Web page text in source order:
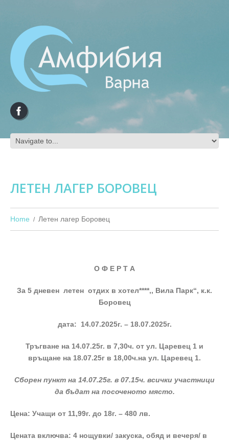
ЛЕТЕН ЛАГЕР БОРОВЕЦ
Home Летен лагер Боровец
О Ф Е Р Т А
За 5 дневен летен отдих в хотел****,, Вила Парк‘‘, к.к.
Боровец
дата: 14.07.2025г. – 18.07.2025г.
Тръгване на 14.07.25г. в 7,30ч. от ул. Царевец 1 и
връщане на 18.07.25г в 18,00ч.на ул. Царевец 1.
Сборен пункт на 14.07.25г. в 07.15ч. всички участници
да бъдат на посоченото място.
Цена: Учащи от 11,99г. до 18г. – 480 лв.
Цената включва: 4 нощувки/ закуска, обяд и вечеря/ в